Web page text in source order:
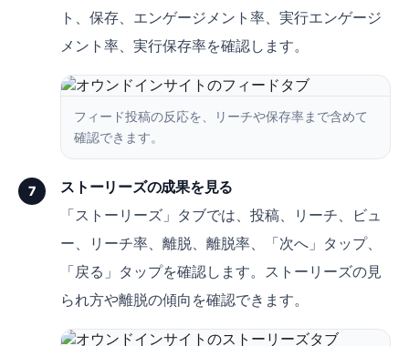
ト、保存、エンゲージメント率、実行エンゲージ
メント率、実行保存率を確認します。
フィード投稿の反応を、リーチや保存率まで含めて
確認できます。
7 ストーリーズの成果を見る
「ストーリーズ」タブでは、投稿、リーチ、ビュ
ー、リーチ率、離脱、離脱率、「次へ」タップ、
「戻る」タップを確認します。ストーリーズの見
られ方や離脱の傾向を確認できます。